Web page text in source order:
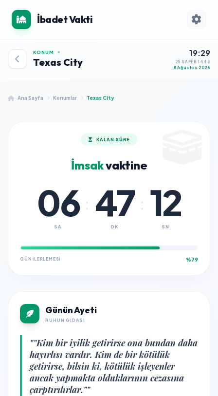
İbadet Vakti
KONUM
Texas City
19:29
25 SAFER 1448
8 Ağustos 2026
Ana Sayfa Konumlar Texas City
KALAN SÜRE
İmsakvaktine
06
SA
: 47
DK
: 12
SN
GÜN İLERLEMESI %79
Günün Ayeti
RUHUN GIDASI
""Kim bir iyilik getirirse ona bundan daha
hayırlısı vardır. Kim de bir kötülük
getirirse, bilsin ki, kötülük işleyenler
ancak yapmakta olduklarının cezasına
çarptırılırlar.""